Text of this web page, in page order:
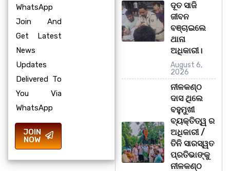
WhatsApp
Join And
Get Latest
News
Updates
Delivered To
You Via
WhatsApp
JOIN
NOW
ଦୂତ ସାଜି
ଜୀବନ
ବଞ୍ଚାଇଲେ
ଥାନା
ଅଧିକାରୀ।
August 6,
2026
ନୀଳକଣ୍ଠ
ଦାସ ଥିଲେ
ବହୁମୁଖୀ
ବ୍ୟକ୍ତିତ୍ୱ ର
ଅଧିକାରୀ /
ତିନି ସାରସ୍ୱତ
ପ୍ରତିଭାଙ୍କୁ
ନୀଳକଣ୍ଠ